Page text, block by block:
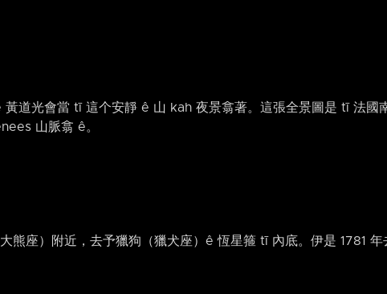
道光會當 tī 這个安靜 ê 山 kah 夜景翕著。這張全景圖是 tī 法國
山脈翕 ê。
熊座）附近，去予獵狗（獵犬座）ê 恆星箍 tī 內底。伊是 1781